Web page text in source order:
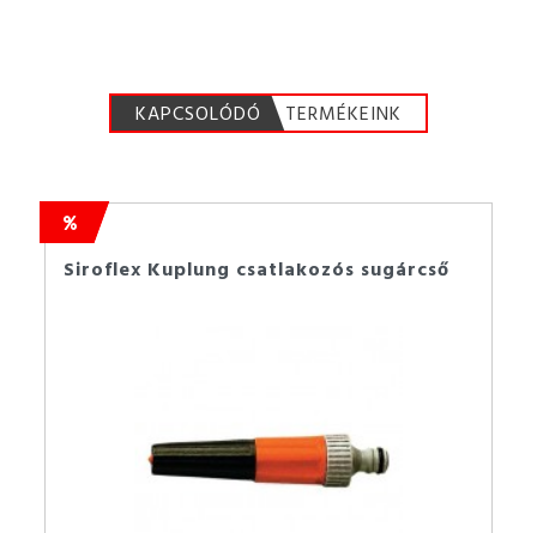
KAPCSOLÓDÓ TERMÉKEINK
Siroflex Kuplung csatlakozós sugárcső